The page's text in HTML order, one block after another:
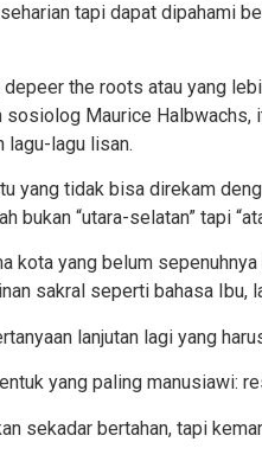
tapi dapat dipahami
depeer the roots atau yang
Maurice Halbwachs,
lagu-lagu lisan.
yang tidak bisa direkam
bukan “utara-selatan” tapi
kota yang belum
sakral seperti bahasa Ibu,
lanjutan lagi yang
yang paling manusiawi:
sekadar bertahan, tapi